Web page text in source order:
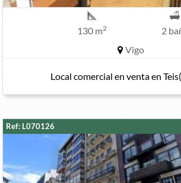
130 m2
2
Vigo
Local comercial en venta en
Ref: L070126